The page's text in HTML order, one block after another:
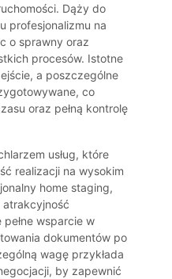
Dąży do
profesjonalizmu na
o sprawny oraz
procesów. Istotne
a poszczególne
co
oraz pełną kontrolę
usług, które
realizacji na wysokim
home staging,
wsparcie w
dokumentów po
wagę przykłada
by zapewnić